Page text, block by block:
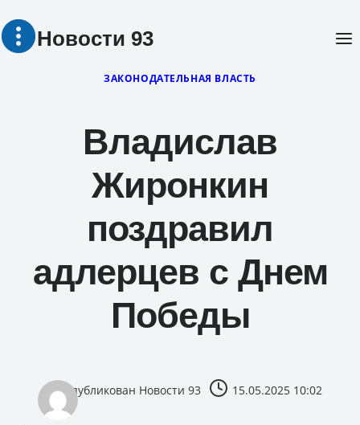
Перейти
Новости 93
ЗАКОНОДАТЕЛЬНАЯ ВЛАСТЬ
Владислав
Жиронкин
поздравил
адлерцев с Днем
Победы
опубликован Новости 93 15.05.2025 10:02